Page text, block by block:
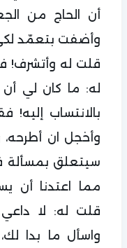
أن الحاج من
وأضفت بتعمّد
قلت له وأتشرف!
له: ما كان لي
بالانتساب
وأخجل ان
سيتعلق بمسألة
مما اعتدنا أن
قلت له: لا
واسأل ما بدا